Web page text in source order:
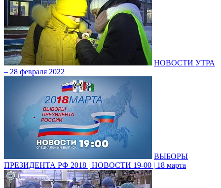
НОВОСТИ УТРА
– 28 февраля 2022
ВЫБОРЫ
ПРЕЗИДЕНТА РФ 2018 | НОВОСТИ 19-00 | 18 марта